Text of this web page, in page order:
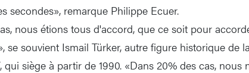
secondes», remarque Philippe Ecuer.
nous étions tous d'accord, que ce soit pour
se souvient Ismail Türker, autre figure historique de
qui siège à partir de 1990. «Dans 20% des cas, nous